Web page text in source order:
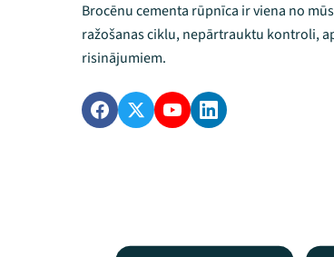
Brocēnu cementa rūpnīca ir viena no
ražošanas ciklu, nepārtrauktu kontroli,
risinājumiem.